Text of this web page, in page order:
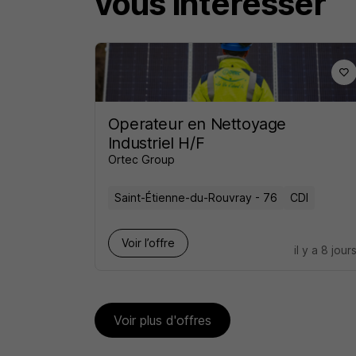
Operateur en Nettoyage
Industriel H/F
Ortec Group
Saint-Étienne-du-Rouvray - 76 CDI
Voir l’offre
il y a 8
Voir plus d'offres